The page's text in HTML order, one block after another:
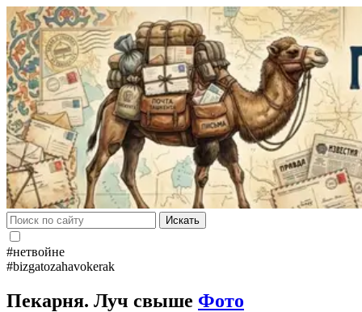
Искать
#нетвойне
#bizgatozahavokerak
Пекарня. Луч свыше Фото